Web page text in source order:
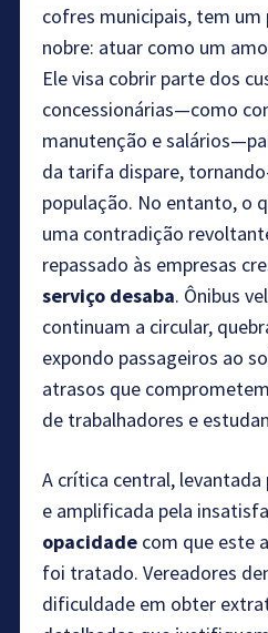
cofres municipais, tem
nobre: atuar como um
Ele visa cobrir parte dos
concessionárias—como
manutenção e
da tarifa dispare,
população. No entanto, o
uma contradição
repassado às empresas
serviço desaba. Ônibus
continuam a circular,
expondo passageiros ao
atrasos que
de trabalhadores e
A crítica central,
e amplificada pela
opacidade com que este
foi tratado. Vereadores
dificuldade em obter